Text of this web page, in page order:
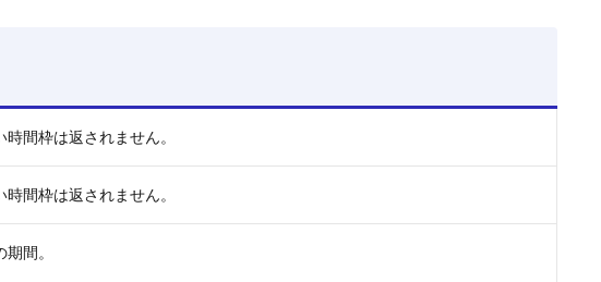
時間枠は返されません。
時間枠は返されません。
間。